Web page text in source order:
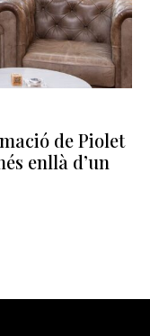
de Piolet
enllà d’un